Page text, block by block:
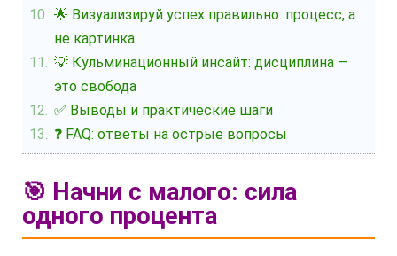
🌟 Визуализируй успех правильно: процесс, а
не картинка
💡 Кульминационный инсайт: дисциплина —
это свобода
✅ Выводы и практические шаги
❓ FAQ: ответы на острые вопросы
🎯 Начни с малого: сила
одного процента